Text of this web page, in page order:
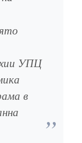
УПЦ
в